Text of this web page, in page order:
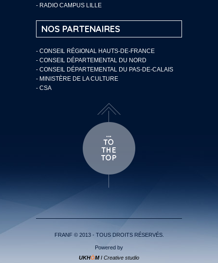
- RADIO CAMPUS LILLE
NOS PARTENAIRES
- CONSEIL RÉGIONAL HAUTS-DE-FRANCE
- CONSEIL DÉPARTEMENTAL DU NORD
- CONSEIL DÉPARTEMENTAL DU PAS-DE-CALAIS
- MINISTÈRE DE LA CULTURE
- CSA
FRANF © 2013 - TOUS DROITS RÉSERVÉS.
Powered by
UKHÖMI Creative studio